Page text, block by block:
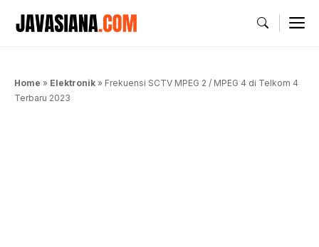
Home » Elektronik » Frekuensi SCTV MPEG 2 / MPEG 4 di Telkom 4
Terbaru 2023